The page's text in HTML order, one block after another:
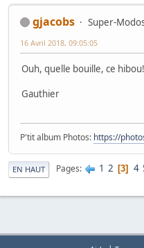
gjacobs
Super-
16 Avril 2018, 09:05:05
Ouh, quelle bouille, ce hibou!
Gauthier
P'tit album Photos: https://
EN HAUT Pages 1 2 3 4